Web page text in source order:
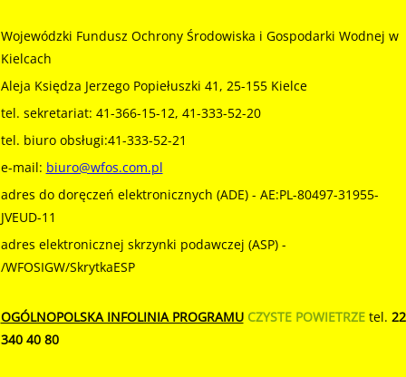
Wojewódzki Fundusz Ochrony Środowiska i Gospodarki Wodnej w
Kielcach
Aleja Księdza Jerzego Popiełuszki 41, 25-155 Kielce
tel. sekretariat: 41-366-15-12, 41-333-52-20
tel. biuro obsługi:41-333-52-21
e-mail: biuro@wfos.com.pl
adres do doręczeń elektronicznych (ADE) - AE:PL-80497-31955-
JVEUD-11
adres elektronicznej skrzynki podawczej (ASP) -
/WFOSIGW/SkrytkaESP
OGÓLNOPOLSKA INFOLINIA PROGRAMUCZYSTE POWIETRZEtel. 22
340 40 80